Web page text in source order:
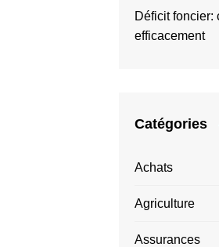
Déficit foncier:
efficacement
Catégories
Achats
Agriculture
Assurances